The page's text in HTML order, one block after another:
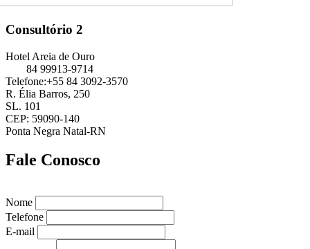
Consultório 2
Hotel Areia de Ouro
84 99913-9714
Telefone:+55 84 3092-3570
R. Élia Barros, 250
SL. 101
CEP: 59090-140
Ponta Negra Natal-RN
Fale Conosco
Nome
Telefone
E-mail